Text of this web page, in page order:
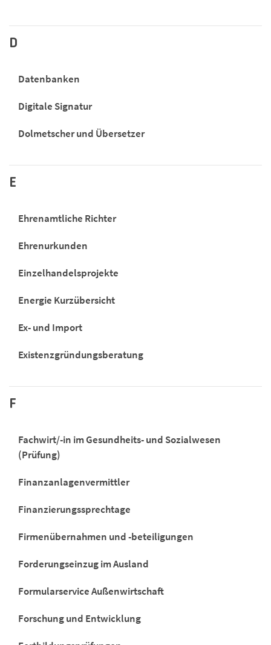
D
Datenbanken
Digitale Signatur
Dolmetscher und Übersetzer
E
Ehrenamtliche Richter
Ehrenurkunden
Einzelhandelsprojekte
Energie Kurzübersicht
Ex- und Import
Existenzgründungsberatung
F
Fachwirt/-in im Gesundheits- und Sozialwesen
(Prüfung)
Finanzanlagenvermittler
Finanzierungssprechtage
Firmenübernahmen und -beteiligungen
Forderungseinzug im Ausland
Formularservice Außenwirtschaft
Forschung und Entwicklung